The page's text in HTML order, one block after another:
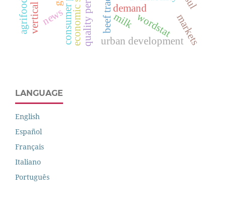
beef trade demand
milk
urban development
wordstat
news markets
LANGUAGE
English
Español
Français
Italiano
Português